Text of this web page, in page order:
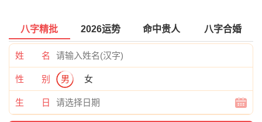
八字精批 2026运势 命中贵人 八字合婚
姓 名
性 别 男 女
生 日